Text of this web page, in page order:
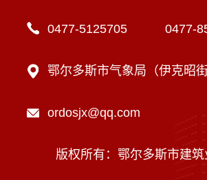
0477-5125705 0477-
鄂尔多斯市气象局（伊克昭
ordosjx@qq.com
版权所有：鄂尔多斯市建